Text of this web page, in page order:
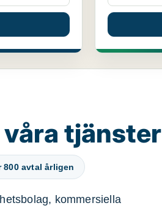
tjänster
800 avtal årligen
kommersiella